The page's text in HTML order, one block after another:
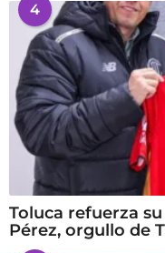
4
Toluca refuerza
Pérez, orgullo de